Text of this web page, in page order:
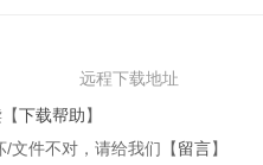
远程下载地址
下载帮助】
/文件不对，请给我们【留言】